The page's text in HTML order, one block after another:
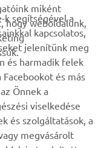
miként
hogy weboldalunk,
segítségével a
kapcsolatos,
jelenítünk meg
és harmadik felek
és más
Önnek a
viselkedése
és szolgáltatások, a
megvásárolt